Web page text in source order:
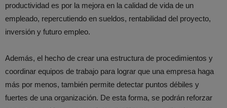
productividad es por la mejora en la calidad de vida de un
empleado, repercutiendo en sueldos, rentabilidad del proyecto,
inversión y futuro empleo.
Además, el hecho de crear una estructura de procedimientos y
coordinar equipos de trabajo para lograr que una empresa haga
más por menos, también permite detectar puntos débiles y
fuertes de una organización. De esta forma, se podrán reforzar